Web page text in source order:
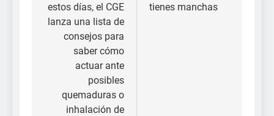
estos días, el CGE
lanza una lista de
consejos para
saber cómo
actuar ante
posibles
quemaduras o
inhalación de
tienes manchas